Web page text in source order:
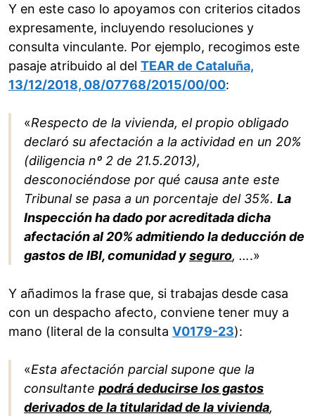
Y en este caso lo apoyamos con criterios citados
expresamente, incluyendo resoluciones y
consulta vinculante. Por ejemplo, recogimos este
pasaje atribuido al del TEAR de Cataluña,
13/12/2018, 08/07768/2015/00/00:
«Respecto de la vivienda, el propio obligado
declaró su afectación a la actividad en un 20%
(diligencia nº 2 de 21.5.2013),
desconociéndose por qué causa ante este
Tribunal se pasa a un porcentaje del 35%. La
Inspección ha dado por acreditada dicha
afectación al 20% admitiendo la deducción de
gastos de IBI, comunidad yseguro, ….»
Y añadimos la frase que, si trabajas desde casa
con un despacho afecto, conviene tener muy a
mano (literal de la consulta V0179-23):
«Esta afectación parcial supone que la
consultante podrá deducirse los gastos
derivados de la titularidad de la vivienda,